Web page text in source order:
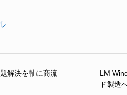
解決を軸に商流
LM
ド製造